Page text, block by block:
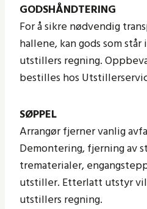
GODSHÅNDTERING
For å sikre nødvendig
hallene, kan gods som
utstillers regning.
bestilles hos
SØPPEL
Arrangør fjerner vanlig
Demontering, fjerning av
trematerialer,
utstiller. Etterlatt utstyr
utstillers regning.